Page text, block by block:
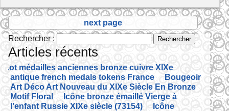
next page
Rechercher :
Articles récents
Lot médailles anciennes bronze cuivre XIXe
antique french medals tokens France
Bougeoir
Art Déco Art Nouveau du XIXe Siècle En Bronze
Motif Floral
Icône bronze émaillé Vierge à
l’enfant Russie XIXe siècle (73154)
Icône